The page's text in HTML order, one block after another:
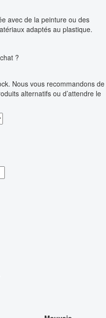
avec de la peinture ou des
adaptés au plastique.
?
Nous vous recommandons de
alternatifs ou d’attendre le